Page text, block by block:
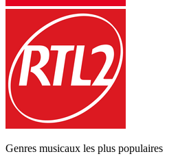
Genres musicaux les plus populaires